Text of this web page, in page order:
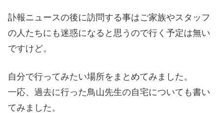
訃報ニュースの後に訪問する事はご家族やスタッフ
の人たちにも迷惑になると思うので行く予定は無い
ですけど。
自分で行ってみたい場所をまとめてみました。
一応、過去に行った鳥山先生の自宅についても書い
てみました。